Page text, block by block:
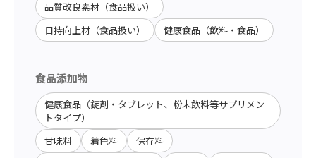
品質改良素材（食品扱い）
日持向上材（食品扱い） 健康食品（飲料・食品）
食品添加物
健康食品（錠剤・タブレット、粉末飲料等サプリメン
トタイプ）
甘味料 着色料 保存料